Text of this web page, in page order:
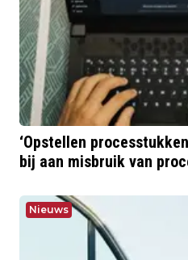
‘Opstellen
bij aan misbruik van
Nieuws